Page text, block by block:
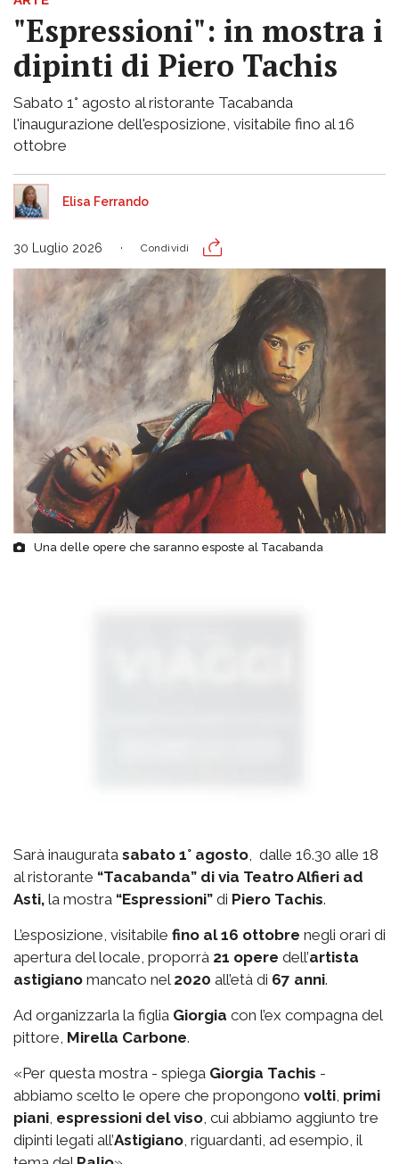
"Espressioni": in mostra i
dipinti di Piero Tachis
Sabato 1° agosto al ristorante Tacabanda
l'inaugurazione dell'esposizione, visitabile fino al 16
ottobre
Elisa Ferrando
30 Luglio 2026 Condividi
Una delle opere che saranno esposte al Tacabanda
Sarà inaugurata sabato 1° agosto , dalle 16.30 alle 18
al ristorante “Tacabanda” di via Teatro Alfieri ad
Asti, la mostra “Espressioni” di Piero Tachis.
L’esposizione, visitabile fino al 16 ottobre negli orari di
apertura del locale, proporrà 21 opere dell’artista
astigiano mancato nel 2020 all’età di 67 anni.
Ad organizzarla la figlia Giorgia con l’ex compagna del
pittore, Mirella Carbone.
«Per questa mostra - spiega Giorgia Tachis -
abbiamo scelto le opere che propongono volti primi
piani espressioni del viso , cui abbiamo aggiunto tre
dipinti legati all’Astigiano , riguardanti, ad esempio, il